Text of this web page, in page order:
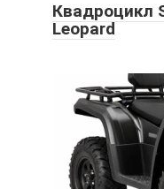
Квадроцикл
Leopard